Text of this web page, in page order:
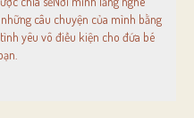
câu chuyện của mình bằng
yêu vô điều kiện cho đứa bé